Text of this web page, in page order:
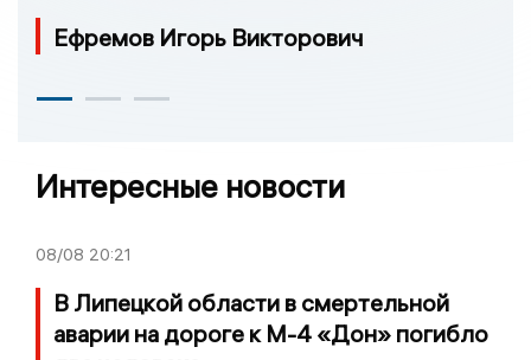
Ефремов Игорь Викторович
Интересные новости
08/08 20:21
В Липецкой области в смертельной
аварии на дороге к М-4 «Дон» погибло